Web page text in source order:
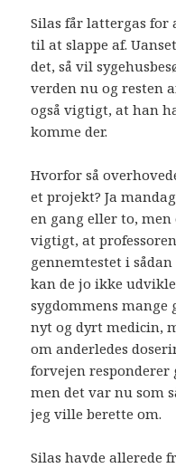
Silas får lattergas for
til at slappe af.
det, så vil
verden nu og resten
også vigtigt, at han
komme der.
Hvorfor så
et projekt? Ja
en gang eller to, men
vigtigt, at
gennemtestet i
kan de jo ikke
sygdommens mange
nyt og dyrt medicin,
om anderledes
forvejen responderer
men det var nu som
jeg ville berette om.
Silas havde allerede